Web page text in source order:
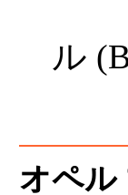
オペル